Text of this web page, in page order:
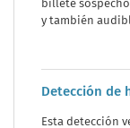
y también
Detección de
Esta detección